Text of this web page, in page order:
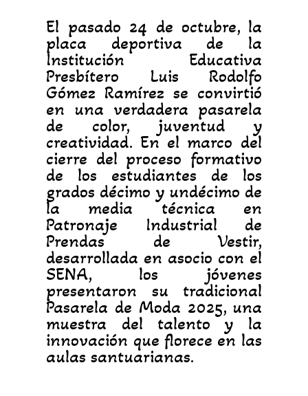
El pasado 24 de octubre, la
placa deportiva de la
Institución Educativa
Presbítero Luis Rodolfo
Gómez Ramírez se convirtió
en una verdadera pasarela
de color, juventud y
creatividad. En el marco del
cierre del proceso formativo
de los estudiantes de los
grados décimo y undécimo de
la media técnica en
Patronaje Industrial de
Prendas de Vestir,
desarrollada en asocio con el
SENA, los jóvenes
presentaron su tradicional
Pasarela de Moda 2025, una
muestra del talento y la
innovación que florece en las
aulas santuarianas.